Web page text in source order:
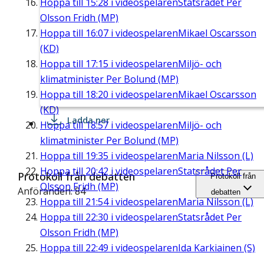
Olsson Fridh (MP)
Hoppa till 16:07 i videospelarenMikael Oscarsson
(KD)
Hoppa till 17:15 i videospelarenMiljö- och
klimatminister Per Bolund (MP)
Hoppa till 18:20 i videospelarenMikael Oscarsson
(KD)
Hoppa till18:57 i videospelarenMiljö- och
klimatminister Per Bolund (MP)
Hoppa till 19:35 i videospelarenMaria Nilsson (L)
Hoppa till 20:42 i videospelarenStatsrådet Per
Olsson Fridh (MP)
Hoppa till 21:54i videospelarenMaria Nilsson (L)
Hoppa till 22:30 i videospelarenStatsrådet Per
Olsson Fridh (MP)
Hoppa till 22:49 i videospelarenIda Karkiainen (S)
Ladda ner
Protokoll från debatten
Anföranden: 84
Protokoll från
debatten